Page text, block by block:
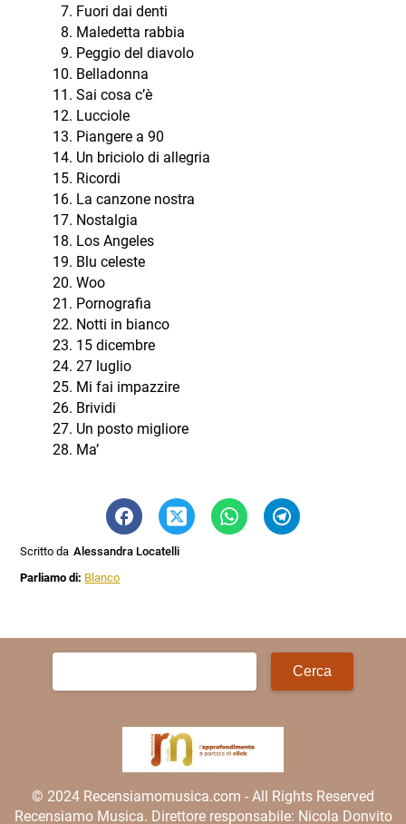
Fuori dai denti
Maledetta rabbia
Peggio del diavolo
Belladonna
Sai cosa c’è
Lucciole
Piangere a 90
Un briciolo di allegria
Ricordi
La canzone nostra
Nostalgia
Los Angeles
Blu celeste
Woo
Pornografia
Notti in bianco
15 dicembre
27 luglio
Mi fai impazzire
Brividi
Un posto migliore
Ma’
Scritto da Alessandra Locatelli
Parliamo di: Blanco
Ricerca
© 2024 Recensiamomusica.com - All Rights Reserved
Recensiamo Musica. Direttore responsabile: Nicola Donvito